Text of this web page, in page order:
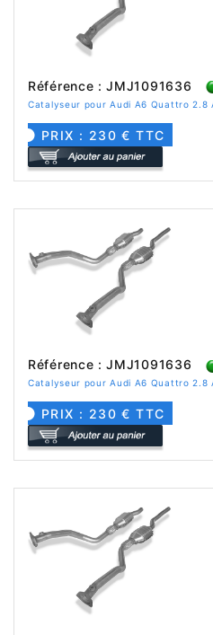
Référence : JMJ1091636
Catalyseur pour Audi A6 Quattro 2.8
PRIX : 230 € TTC
Référence : JMJ1091636
Catalyseur pour Audi A6 Quattro 2.8
PRIX : 230 € TTC